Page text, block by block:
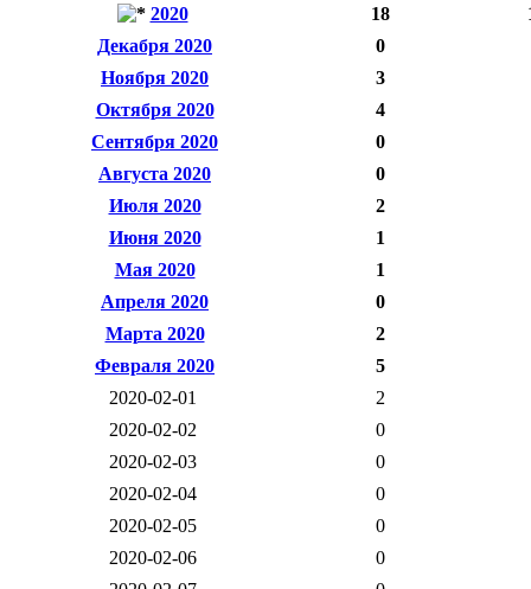
2020 18
Декабря 2020
0
Ноября 2020
3
Октября 2020
4
Сентября 2020
0
Августа 2020
0
Июля 2020
2
Июня 2020
1
Мая 2020
1
Апреля 2020
0
Марта 2020
2
Февраля 2020
5
2020-02-01
2
2020-02-02
0
2020-02-03
0
2020-02-04
0
2020-02-05
0
2020-02-06
0